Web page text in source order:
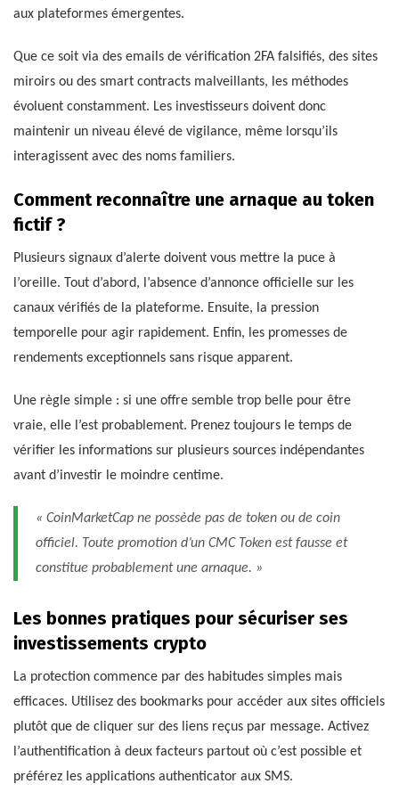
aux plateformes émergentes.
Que ce soit via des emails de vérification 2FA falsifiés, des sites
miroirs ou des smart contracts malveillants, les méthodes
évoluent constamment. Les investisseurs doivent donc
maintenir un niveau élevé de vigilance, même lorsqu’ils
interagissent avec des noms familiers.
Comment reconnaître une arnaque au token
fictif ?
Plusieurs signaux d’alerte doivent vous mettre la puce à
l’oreille. Tout d’abord, l’absence d’annonce officielle sur les
canaux vérifiés de la plateforme. Ensuite, la pression
temporelle pour agir rapidement. Enfin, les promesses de
rendements exceptionnels sans risque apparent.
Une règle simple : si une offre semble trop belle pour être
vraie, elle l’est probablement. Prenez toujours le temps de
vérifier les informations sur plusieurs sources indépendantes
avant d’investir le moindre centime.
« CoinMarketCap ne possède pas de token ou de coin
officiel. Toute promotion d’un CMC Token est fausse et
constitue probablement une arnaque. »
Les bonnes pratiques pour sécuriser ses
investissements crypto
La protection commence par des habitudes simples mais
efficaces. Utilisez des bookmarks pour accéder aux sites officiels
plutôt que de cliquer sur des liens reçus par message. Activez
l’authentification à deux facteurs partout où c’est possible et
préférez les applications authenticator aux SMS.